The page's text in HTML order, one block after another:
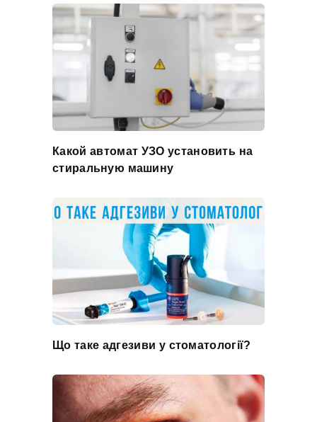
Какой автомат УЗО установить на
стиральную машину
Що таке адгезиви у стоматології?